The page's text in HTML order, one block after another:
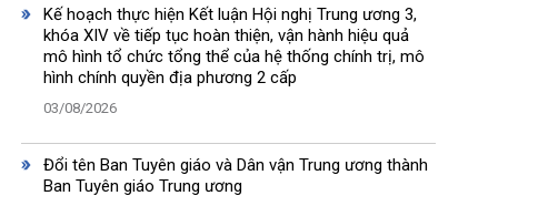
Kế hoạch thực hiện Kết luận Hội nghị Trung ương 3,
khóa XIV về tiếp tục hoàn thiện, vận hành hiệu quả
mô hình tổ chức tổng thể của hệ thống chính trị, mô
hình chính quyền địa phương 2 cấp
03/08/2026
Đổi tên Ban Tuyên giáo và Dân vận Trung ương thành
Ban Tuyên giáo Trung ương